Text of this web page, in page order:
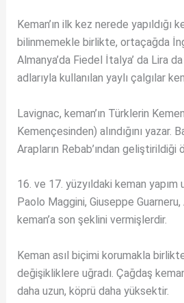
Keman’ın ilk kez nerede yapıldığı
bilinmemekle birlikte, ortaçağda
Almanya’da Fiedel İtalya’ da Lira da
adlarıyla kullanılan yaylı çalgılar
Lavignac, keman’ın Türklerin
Kemençesinden) alındığını yazar.
Arapların Rebab’ından geliştirildiği
16. ve 17. yüzyıldaki keman
Paolo Maggini, Giuseppe
keman’a son şeklini vermişlerdir.
Keman asıl biçimi korumakla
değişikliklere uğradı. Çağdaş
daha uzun, köprü daha yüksektir.